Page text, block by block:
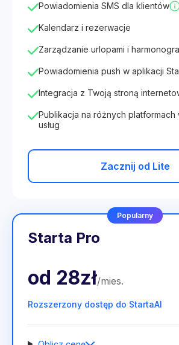
Powiadomienia SMS dla klientów
Kalendarz i rezerwacje
Zarządzanie urlopami i
Powiadomienia push w aplikacji
Integracja z Twoją stroną
Publikacja na różnych platformach
usług
Zacznij od Lite
Popularny
Starta Pro
od 28zł/mies.
Rozszerzony dostęp do StartaAI